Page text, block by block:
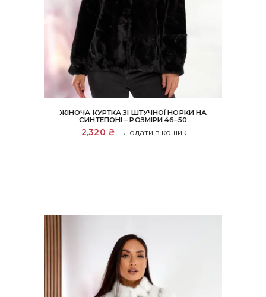
ЖІНОЧА КУРТКА ЗІ ШТУЧНОЇ НОРКИ НА
СИНТЕПОНІ – РОЗМІРИ 46–50
2,320 ₴ Додати в кошик